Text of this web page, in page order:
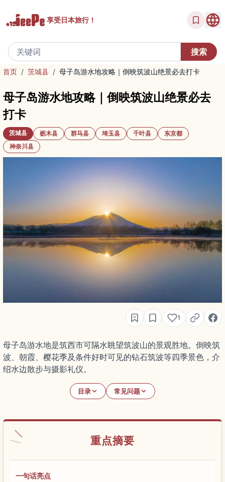
享受日本旅行！
首页 / 茨城县 / 母子岛游水地攻略｜倒映筑波山绝景必去打卡
母子岛游水地攻略｜倒映筑波山绝景必去
打卡
茨城县 枥木县 群马县 埼玉县 千叶县
东京都
神奈川县
1
母子岛游水地是筑西市可隔水眺望筑波山的景观胜地。倒映筑
波、朝霞、樱花季及条件好时可见的钻石筑波等四季景色，介
绍水边散步与摄影礼仪。
目录 常见问题
重点摘要
一句话亮点